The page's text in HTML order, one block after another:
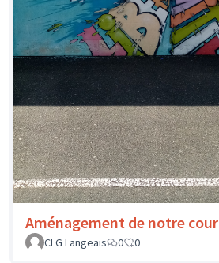
Aménagement de notre cour
CLG Langeais
0 0